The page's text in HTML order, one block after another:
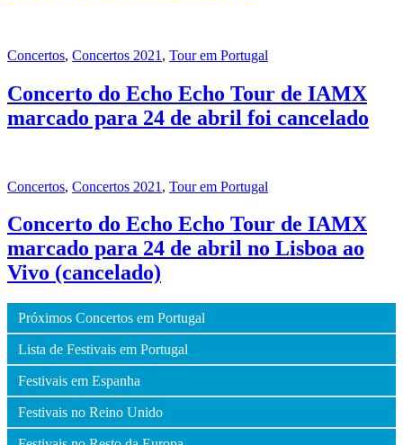
Concertos, Concertos 2021 , Tour em Portugal
Concerto do Echo Echo Tour de IAMX
marcado para 24 de abril foi cancelado
Concertos, Concertos 2021 , Tour em Portugal
Concerto do Echo Echo Tour de IAMX
marcado para 24 de abril no Lisboa ao
Vivo (cancelado)
Próximos Concertos em Portugal
Lista de Festivais em Portugal
Festivais em Espanha
Festivais no Reino Unido